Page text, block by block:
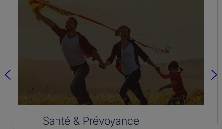
Santé & Prévoyance